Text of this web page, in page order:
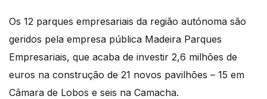
Os 12 parques empresariais da região autónoma são
geridos pela empresa pública Madeira Parques
Empresariais, que acaba de investir 2,6 milhões de
euros na construção de 21 novos pavilhões – 15 em
Câmara de Lobos e seis na Camacha.